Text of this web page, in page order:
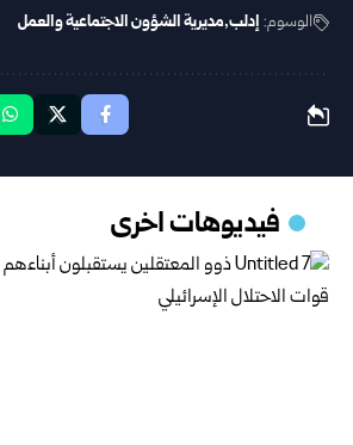
الوسوم: إدلب مديرية الشؤون الاجتماعية والعمل
فيديوهات اخرى